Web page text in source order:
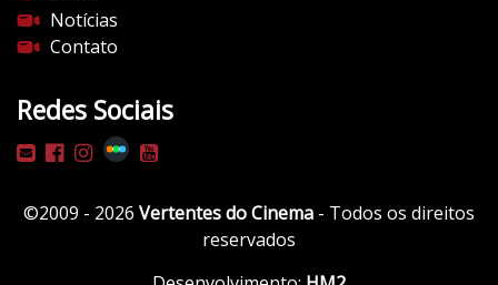
m
a
.
o
m
/
p
Notícias
Contato
Redes Sociais
©2009 - 2026 Vertentes do Cinema - Todos os direitos
reservados